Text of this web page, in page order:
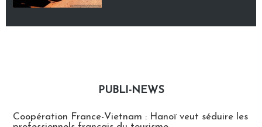
PUBLI-NEWS
Coopération France-Vietnam : Hanoï veut séduire les